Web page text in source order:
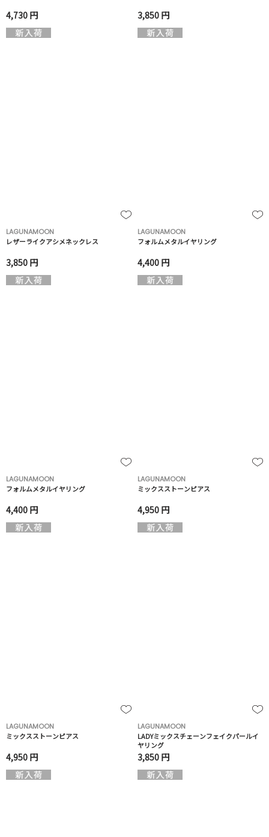
4,730 円 3,850 円
LAGUNAMOON
レザーライクアシメネックレス
3,850 円
LAGUNAMOON
フォルムメタルイヤリング
4,400 円
LAGUNAMOON
フォルムメタルイヤリング
4,400 円
LAGUNAMOON
ミックスストーンピアス
4,950 円
LAGUNAMOON
ミックスストーンピアス
4,950 円
LAGUNAMOON
LADYミックスチェーンフェイクパールイ
ヤリング
3,850 円